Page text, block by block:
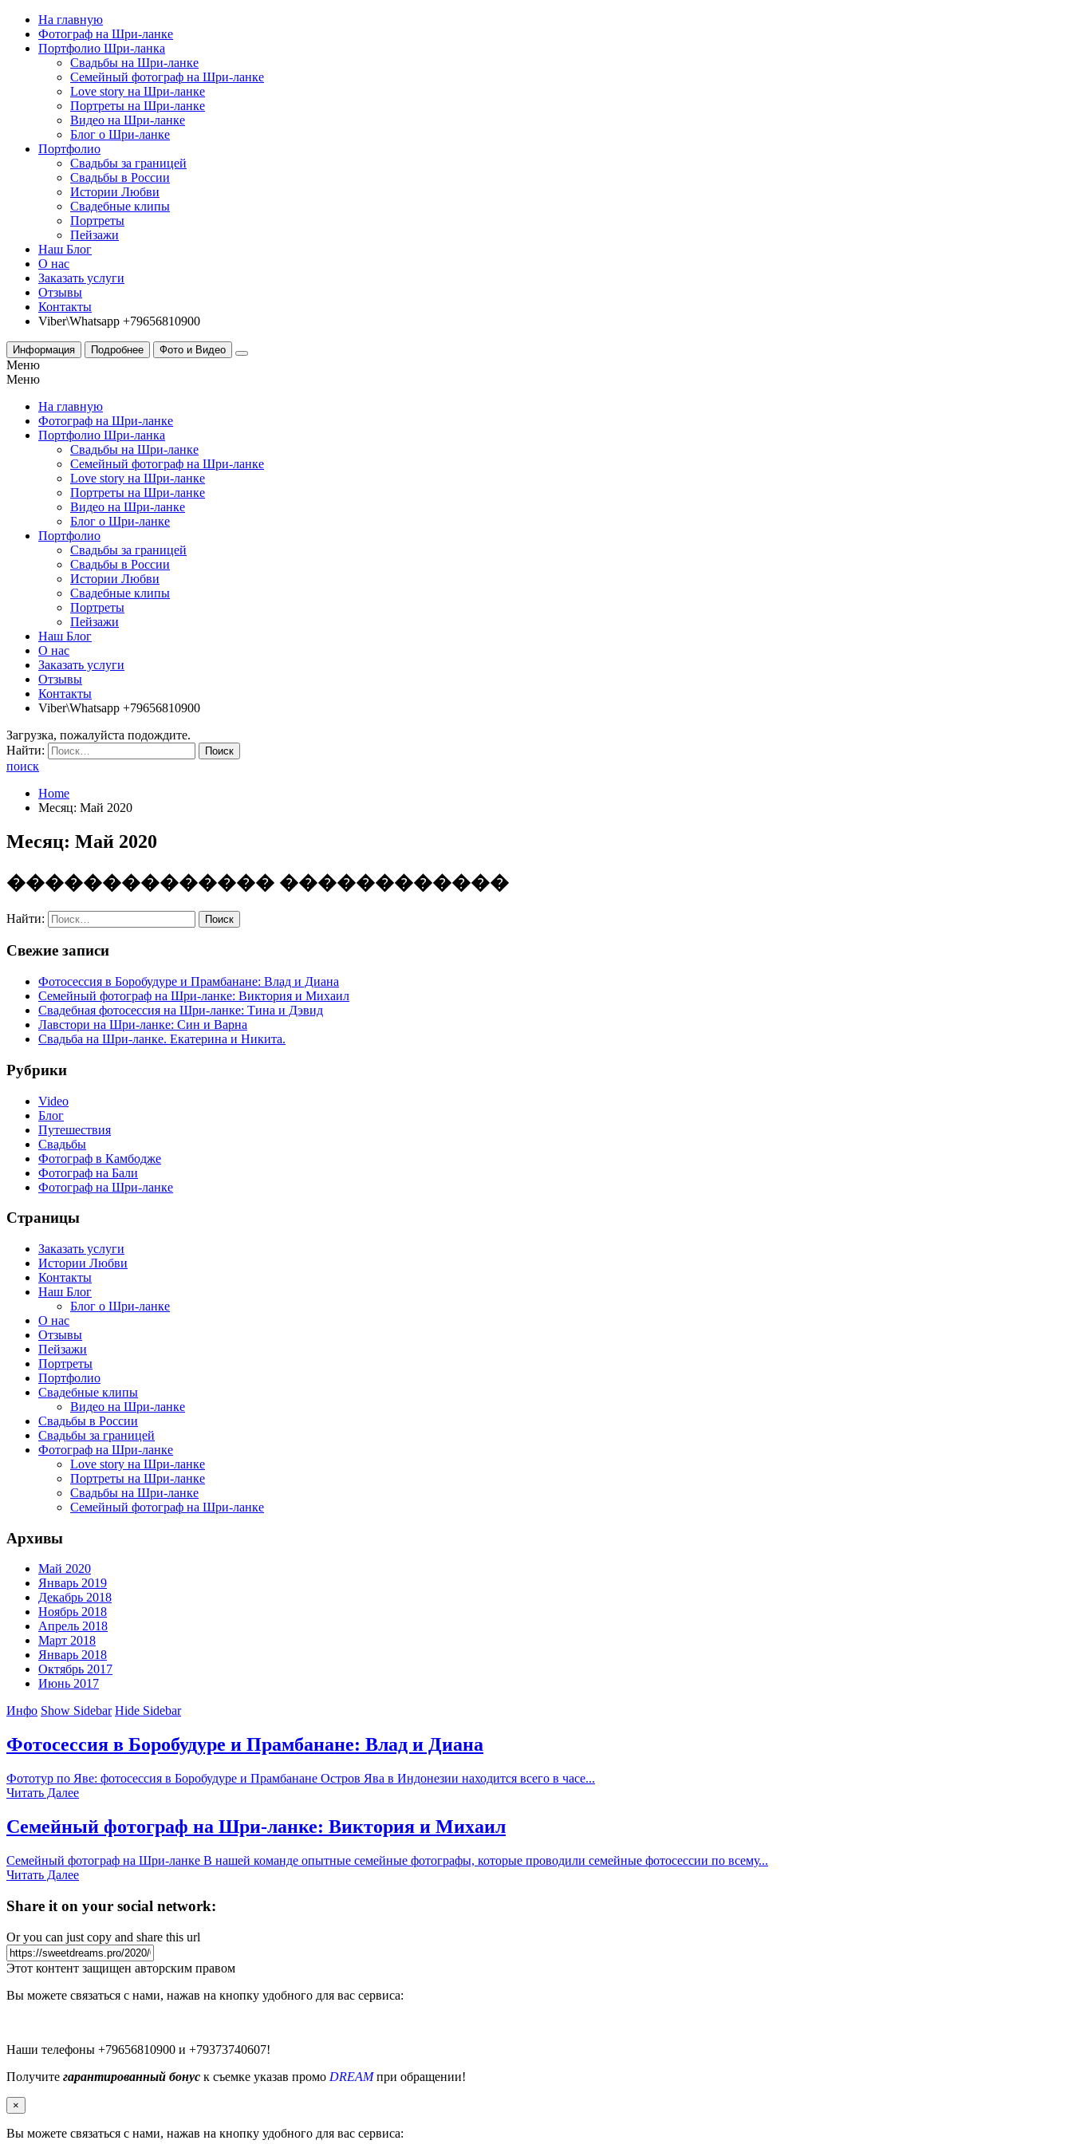
На главную
Фотограф на Шри-ланке
Портфолио Шри-ланка
Свадьбы на Шри-ланке
Семейный фотограф на Шри-ланке
Love story на Шри-ланке
Портреты на Шри-ланке
Видео на Шри-ланке
Блог о Шри-ланке
Портфолио
Свадьбы за границей
Свадьбы в России
Истории Любви
Свадебные клипы
Портреты
Пейзажи
Наш Блог
О нас
Заказать услуги
Отзывы
Контакты
Viber\Whatsapp +79656810900
Информация Подробнее Фото и Видео
Меню
Меню
На главную
Фотограф на Шри-ланке
Портфолио Шри-ланка
Свадьбы на Шри-ланке
Семейный фотограф на Шри-ланке
Love story на Шри-ланке
Портреты на Шри-ланке
Видео на Шри-ланке
Блог о Шри-ланке
Портфолио
Свадьбы за границей
Свадьбы в России
Истории Любви
Свадебные клипы
Портреты
Пейзажи
Наш Блог
О нас
Заказать услуги
Отзывы
Контакты
Viber\Whatsapp +79656810900
Загрузка, пожалуйста подождите.
Найти:
поиск
Home
Месяц: Май 2020
Месяц: Май 2020
�������������� ������������
Найти:
Свежие записи
Фотосессия в Боробудуре и Прамбанане: Влад и Диана
Семейный фотограф на Шри-ланке: Виктория и Михаил
Свадебная фотосессия на Шри-ланке: Тина и Дэвид
Лавстори на Шри-ланке: Син и Варна
Свадьба на Шри-ланке. Екатерина и Никита.
Рубрики
Video
Блог
Путешествия
Свадьбы
Фотограф в Камбодже
Фотограф на Бали
Фотограф на Шри-ланке
Страницы
Заказать услуги
Истории Любви
Контакты
Наш Блог
Блог о Шри-ланке
О нас
Отзывы
Пейзажи
Портреты
Портфолио
Свадебные клипы
Видео на Шри-ланке
Свадьбы в России
Свадьбы за границей
Фотограф на Шри-ланке
Love story на Шри-ланке
Портреты на Шри-ланке
Свадьбы на Шри-ланке
Семейный фотограф на Шри-ланке
Архивы
Май 2020
Январь 2019
Декабрь 2018
Ноябрь 2018
Апрель 2018
Март 2018
Январь 2018
Октябрь 2017
Июнь 2017
Инфо Show Sidebar Hide Sidebar
Фотосессия в Боробудуре и Прамбанане: Влад и Диана
Фототур по Яве: фотосессия в Боробудуре и Прамбанане Остров Ява в Индонезии находится всего в часе...
Читать Далее
Семейный фотограф на Шри-ланке: Виктория и Михаил
Семейный фотограф на Шри-ланке В нашей команде опытные семейные фотографы, которые проводили семейные фотосессии по всему...
Читать Далее
Share it on your social network:
Or you can just copy and share this url
Этот контент защищен авторским правом
Вы можете связаться с нами, нажав на кнопку удобного для вас сервиса:
Наши телефоны +79656810900 и +79373740607!
Получите гарантированный бонус к съемке указав промо DREAMпри обращении!
×
Вы можете связаться с нами, нажав на кнопку удобного для вас сервиса: